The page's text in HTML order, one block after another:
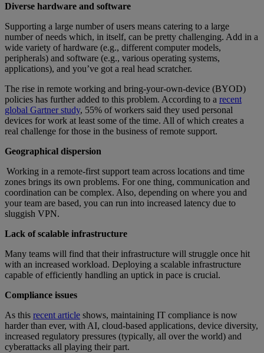
Diverse hardware and software
Supporting a large number of users means catering to a large
number of needs which, in itself, can be pretty challenging. Add in a
wide variety of hardware (e.g., different computer models,
peripherals) and software (e.g., various operating systems,
applications), and you’ve got a real head scratcher.
The rise in remote working and bring-your-own-device (BYOD)
policies has further added to this problem. According to a recent
global Gartner study, 55% of workers said they used personal
devices for work at least some of the time. All of which creates a
real challenge for those in the business of remote support.
Geographical dispersion
Working in a remote-first support team across locations and time
zones brings its own problems. For one thing, communication and
coordination can be complex. Also, depending on where you and
your team are based, you can run into increased latency due to
sluggish VPN.
Lack of scalable infrastructure
Many teams will find that their infrastructure will struggle once hit
with an increased workload. Deploying a scalable infrastructure
capable of efficiently handling an uptick in pace is crucial.
Compliance issues
As this recent article shows, maintaining IT compliance is now
harder than ever, with AI, cloud-based applications, device diversity,
increased regulatory pressures (typically, all over the world) and
cyberattacks all playing their part.